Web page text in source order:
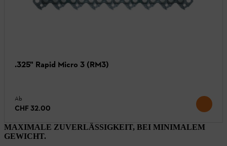
.325" Rapid Micro 3 (RM3)
Ab
CHF 32.00
MAXIMALE ZUVERLÄSSIGKEIT, BEI MINIMALEM
GEWICHT.